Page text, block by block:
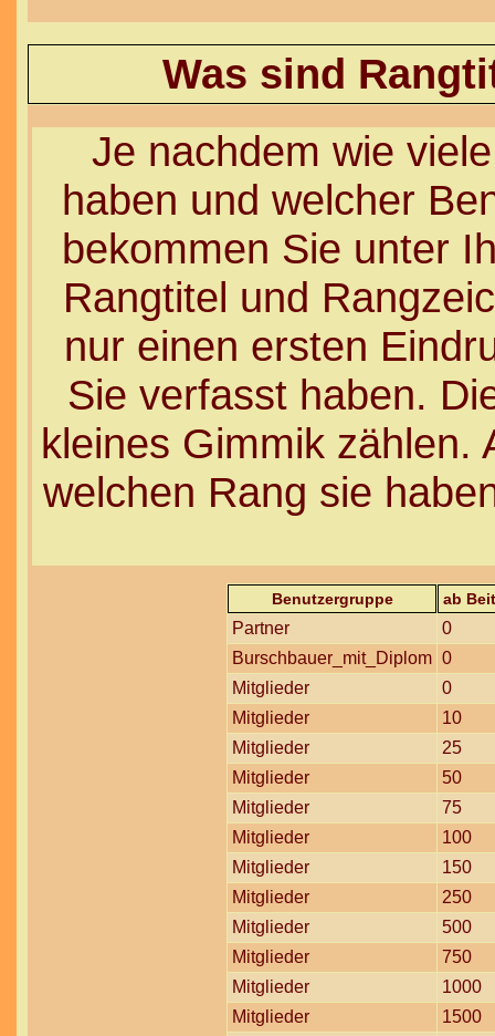
Was sind
Je nachdem wie
haben und welcher
bekommen Sie unter
Rangtitel und
nur einen ersten
Sie verfasst haben.
kleines Gimmik zählen.
welchen Rang sie
Benutzergruppe ab
Partner
0
Burschbauer_mit_Diplom 0
Mitglieder
0
Mitglieder
10
Mitglieder
25
Mitglieder
50
Mitglieder
75
Mitglieder
100
Mitglieder
150
Mitglieder
250
Mitglieder
500
Mitglieder
750
Mitglieder
1000
Mitglieder
1500